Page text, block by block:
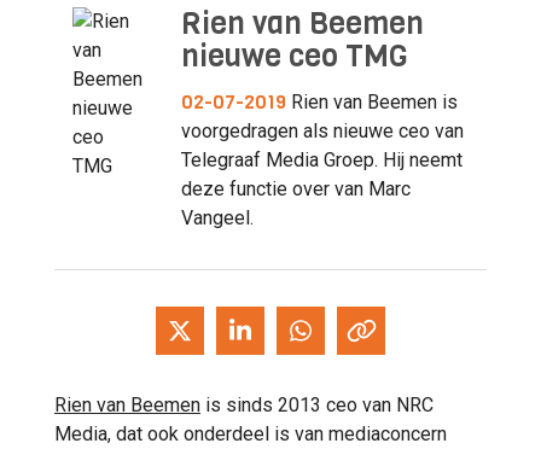
Rien van Beemen
nieuwe ceo TMG
02-07-2019 Rien van Beemen is
voorgedragen als nieuwe ceo van
Telegraaf Media Groep. Hij neemt
deze functie over van Marc
Vangeel.
Rien van Beemen is sinds 2013 ceo van NRC
Media, dat ook onderdeel is van mediaconcern